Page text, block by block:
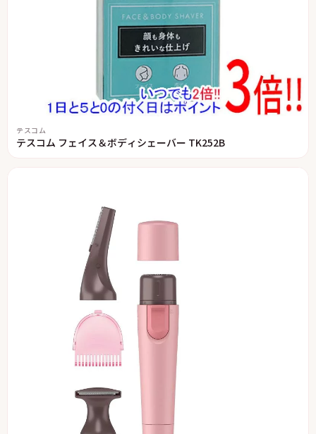
テスコム
テスコム フェイス＆ボディシェーバー TK252B